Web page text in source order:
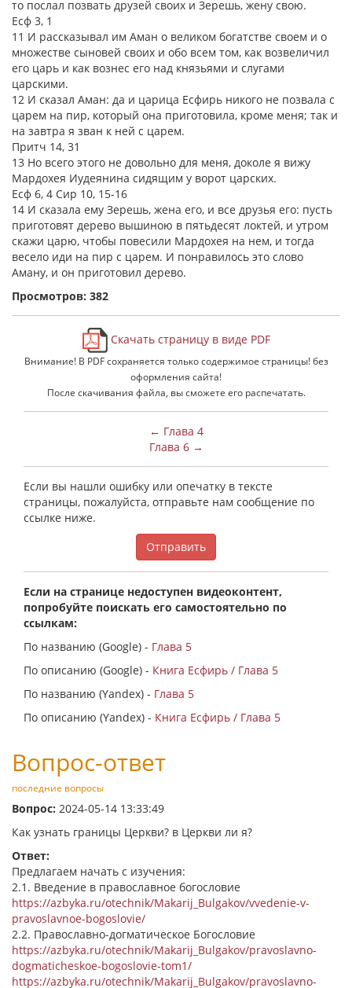
то послал позвать друзей своих и Зерешь, жену свою.
Есф 3, 1
11 И рассказывал им Аман о великом богатстве своем и о
множестве сыновей своих и обо всем том, как возвеличил
его царь и как вознес его над князьями и слугами
царскими.
12 И сказал Аман: да и царица Есфирь никого не позвала с
царем на пир, который она приготовила, кроме меня; так и
на завтра я зван к ней с царем.
Притч 14, 31
13 Но всего этого не довольно для меня, доколе я вижу
Мардохея Иудеянина сидящим у ворот царских.
Есф 6, 4 Сир 10, 15-16
14 И сказала ему Зерешь, жена его, и все друзья его: пусть
приготовят дерево вышиною в пятьдесят локтей, и утром
скажи царю, чтобы повесили Мардохея на нем, и тогда
весело иди на пир с царем. И понравилось это слово
Аману, и он приготовил дерево.
Просмотров: 382
Скачать страницу в виде PDF
Внимание! В PDF сохраняется только содержимое страницы! без
оформления сайта!
После скачивания файла, вы сможете его распечатать.
← Глава 4
Глава 6 →
Если вы нашли ошибку или опечатку в тексте
страницы, пожалуйста, отправьте нам сообщение по
ссылке ниже.
Отправить
Если на странице недоступен видеоконтент,
попробуйте поискать его самостоятельно по
ссылкам:
По названию (Google) - Глава 5
По описанию (Google) - Книга Есфирь / Глава 5
По названию (Yandex) - Глава 5
По описанию (Yandex) - Книга Есфирь / Глава 5
Вопрос-ответ
последние вопросы
Вопрос: 2024-05-14 13:33:49
Как узнать границы Церкви? в Церкви ли я?
Ответ:
Предлагаем начать с изучения:
2.1. Введение в православное богословие
https://azbyka.ru/otechnik/Makarij_Bulgakov/vvedenie-v-
pravoslavnoe-bogoslovie/
2.2. Православно-догматическое Богословие
https://azbyka.ru/otechnik/Makarij_Bulgakov/pravoslavno-
dogmaticheskoe-bogoslovie-tom1/
https://azbyka.ru/otechnik/Makarij_Bulgakov/pravoslavno-